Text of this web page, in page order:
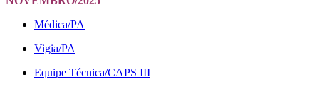
Médica/PA
Vigia/PA
Equipe Técnica/CAPS III